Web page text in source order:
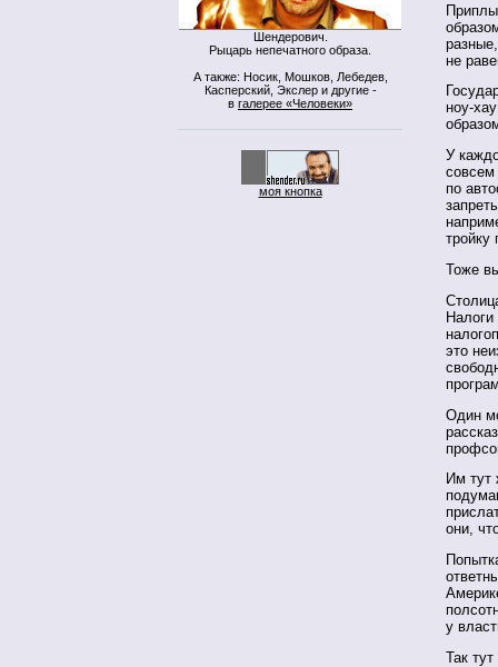
Шендерович.
Рыцарь непечатного образа.
А также: Носик, Мошков, Лебедев,
Касперский, Экслер и другие -
в галерее «Человеки»
моя кнопка
не
ноу-
У
по
тройку
Тоже
это
Один
Им тут
они,
у
Так